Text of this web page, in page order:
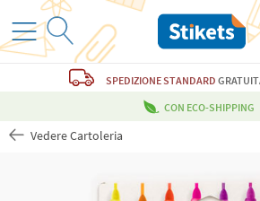
SPEDIZIONE STANDARD
CON ECO-SHIPPING
Vedere Cartoleria